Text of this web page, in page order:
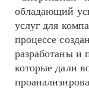
обладающий
услуг для
процессе
разработаны и
которые дали